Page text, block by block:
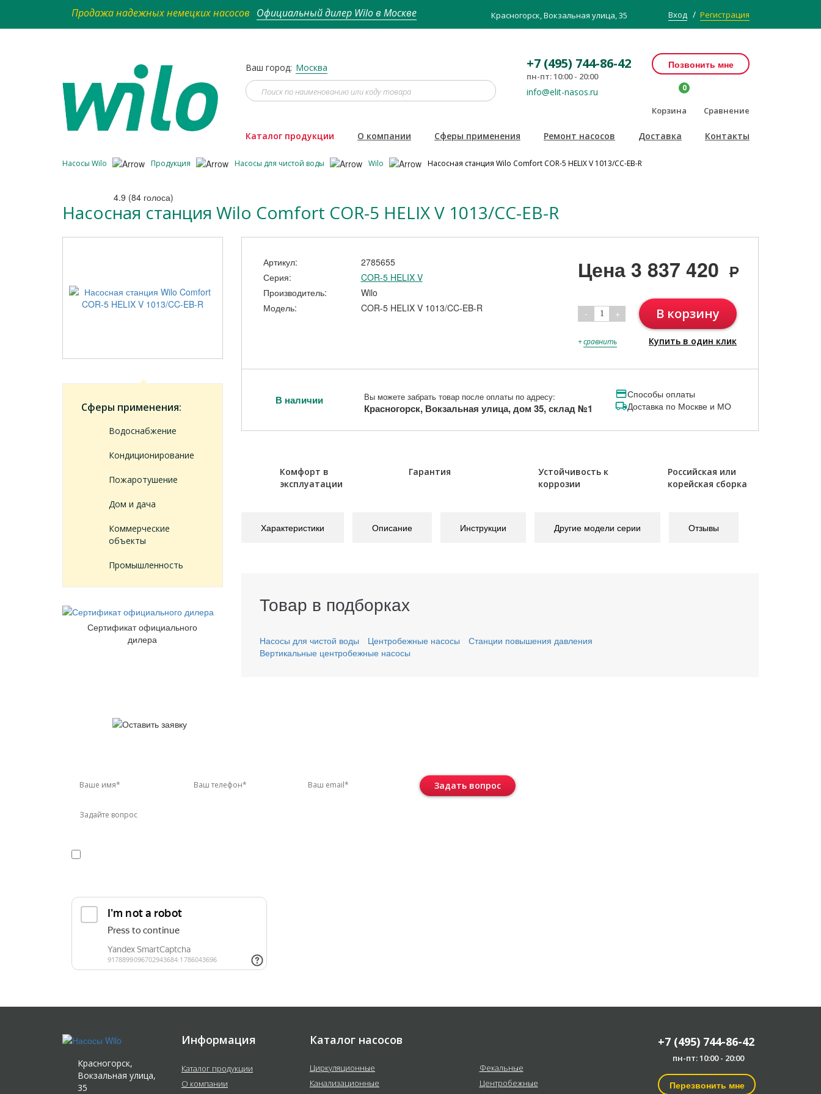
Продажа надежных немецких насосов Официальный дилер Wilo в Москве Красногорск, Вокзальная улица, 35 Вход / Регистрация
Ваш город: Москва +7 (495) 744-86-42
пн-пт: 10:00 - 20:00
info@elit-nasos.ru
Позвонить мне
Корзина
0
Сравнение
Каталог продукции О компании Сферы применения Ремонт насосов Доставка Контакты
Насосы Wilo Продукция Насосы для чистой воды Wilo Насосная станция Wilo Comfort COR-5 HELIX V 1013/CC-EB-R
4.9 (84 голоса)
Насосная станция Wilo Comfort COR-5 HELIX V 1013/CC-EB-R
Сферы применения:
Водоснабжение
Кондиционирование
Пожаротушение
Дом и дача
Коммерческие
объекты
Промышленность
Сертификат официального
дилера
Артикул:
2785655
Серия:
COR-5 HELIX V
Производитель:
Wilo
Модель:
COR-5 HELIX V 1013/CC-EB-R
Цена 3 837 420 Р
- 1 + В корзину
+сравнить Купить в один клик
В наличии Вы можете забрать товар после оплаты по адресу:
Красногорск, Вокзальная улица, дом 35, склад №1
Способы оплаты
Доставка по Москве и МО
Комфорт в
эксплуатации
Гарантия
Устойчивость к
коррозии
Российская или
корейская сборка
Характеристики Описание Инструкции Другие модели серии Отзывы
Товар в подборках
Насосы для чистой воды Центробежные насосы
Станции повышения давления
Вертикальные центробежные насосы
Задать вопрос
Красногорск,
Вокзальная улица,
35
Информация
Каталог продукции
О компании
Каталог насосов
Циркуляционные
Канализационные
Фекальные
Центробежные
+7 (495) 744-86-42
пн-пт: 10:00 - 20:00
Перезвонить мне